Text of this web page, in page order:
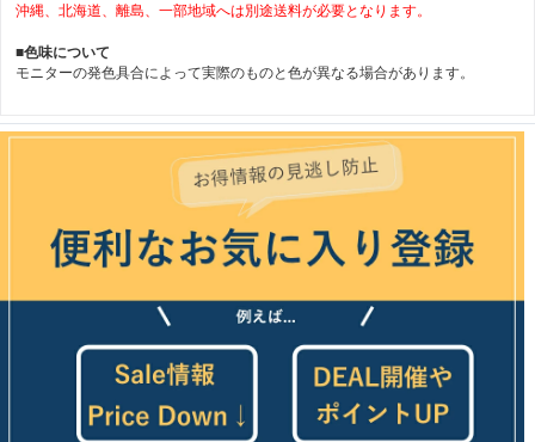
沖縄、北海道、離島、一部地域へは別途送料が必要となります。
■色味について
モニターの発色具合によって実際のものと色が異なる場合があります。